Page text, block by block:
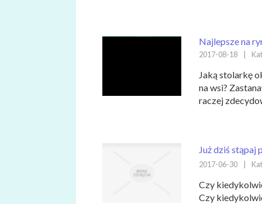
Najlepsze na
2017-08-18
Jaką stolarkę
na wsi?
raczej
Już dziś stąpaj
2017-06-30
Czy
Czy